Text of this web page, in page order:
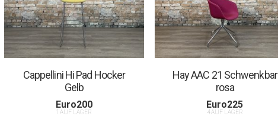
Cappellini Hi Pad Hocker
Gelb
Euro200
1 AUF LAGER
Hay AAC 21 Schwenkbar
rosa
Euro225
4 AUF LAGER